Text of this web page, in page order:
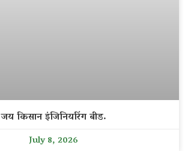
जय किसान इंजिनियरिंग बीड.
July 8, 2026